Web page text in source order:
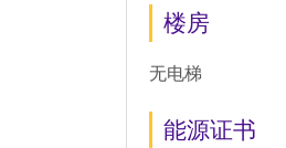
楼房
无电梯
能源证书